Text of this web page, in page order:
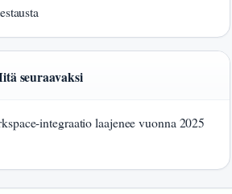
seuraavaksi
integraatio laajenee vuonna 2025